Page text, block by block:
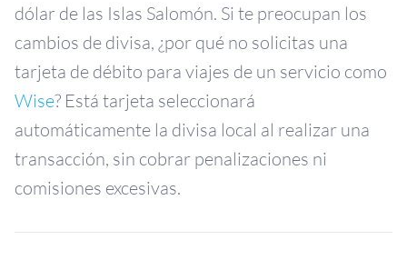
dólar de las Islas Salomón. Si te preocupan los
cambios de divisa, ¿por qué no solicitas una
tarjeta de débito para viajes de un servicio como
Wise? Está tarjeta seleccionará
automáticamente la divisa local al realizar una
transacción, sin cobrar penalizaciones ni
comisiones excesivas.